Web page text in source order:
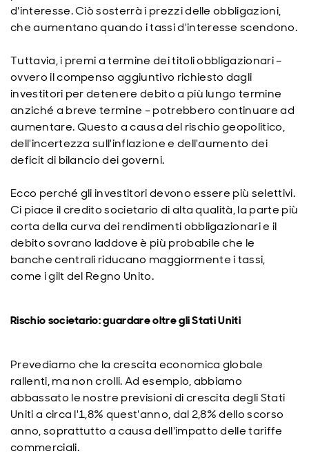
d'interesse. Ciò sosterrà i prezzi delle obbligazioni,
che aumentano quando i tassi d'interesse scendono.
Tuttavia, i premi a termine dei titoli obbligazionari –
ovvero il compenso aggiuntivo richiesto dagli
investitori per detenere debito a più lungo termine
anziché a breve termine – potrebbero continuare ad
aumentare. Questo a causa del rischio geopolitico,
dell'incertezza sull'inflazione e dell'aumento dei
deficit di bilancio dei governi.
Ecco perché gli investitori devono essere più selettivi.
Ci piace il credito societario di alta qualità, la parte più
corta della curva dei rendimenti obbligazionari e il
debito sovrano laddove è più probabile che le
banche centrali riducano maggiormente i tassi,
come i gilt del Regno Unito.
Rischio societario: guardare oltre gli Stati Uniti
Prevediamo che la crescita economica globale
rallenti, ma non crolli. Ad esempio, abbiamo
abbassato le nostre previsioni di crescita degli Stati
Uniti a circa l'1,8% quest'anno, dal 2,8% dello scorso
anno, soprattutto a causa dell'impatto delle tariffe
commerciali.